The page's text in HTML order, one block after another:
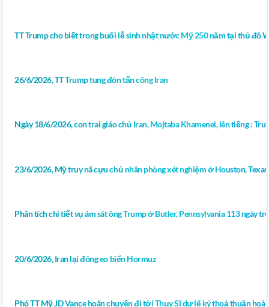
TT Trump cho biết trong buổi lễ sinh nhật nước Mỹ 250 năm tại thủ đô
26/6/2026, TT Trump tung đòn tấn công Iran
Ngày 18/6/2026, con trai giáo chủ Iran, Mojtaba Khamenei, lên tiếng :
23/6/2026, Mỹ truy nã cựu chủ nhân phòng xét nghiệm ở Houston,
Phân tích chi tiết vụ ám sát ông Trump ở Butler, Pennsylvania 113 ngày
20/6/2026, Iran lại đóng eo biển Hormuz
Phó TT Mỹ JD Vance hoãn chuyến đi tới Thụy Sĩ dự lể ký thoả thuận